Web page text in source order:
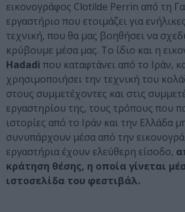
εικονογράφος Clotilde Perrin από τη
εργαστήριο που ετοιμάζει για
τεχνική, που θα μας βοηθήσει να
κρύβουμε μέσα μας. Το ίδιο και η
Hadadi που καταφτάνει από το Ιράν,
χρησιμοποιήσει την τεχνική του
στους συμμετέχοντες και στις
εργαστηρίου της, τους τρόπους που
ιστορίες από το Ιράν και την Ελλάδα
συνυπάρχουν μέσα από την
εργαστήρια έχουν ελεύθερη είσοδο,
κράτηση θέσης, η οποία γίνεται
ιστοσελίδα του φεστιβάλ.